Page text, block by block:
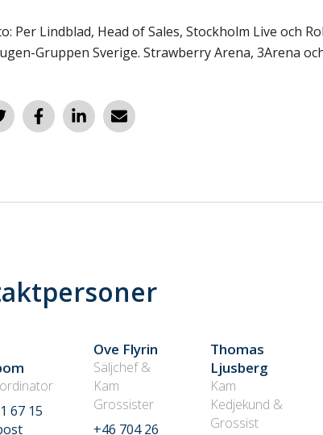
Per Lindblad, Head of Sales, Stockholm Live och
Gruppen Sverige. Strawberry Arena, 3Arena
67 15
Ove Flyrin
Säljchef &
Kam
Grossister
+46 704 26
Thomas
Ljusberg
Kam
Kedjekund &
Grossist